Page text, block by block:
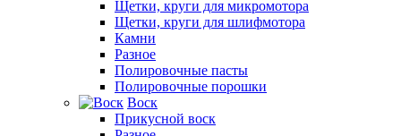
Щетки, круги для микромотора
Щетки, круги для шлифмотора
Камни
Разное
Полировочные пасты
Полировочные порошки
Воск
Прикусной воск